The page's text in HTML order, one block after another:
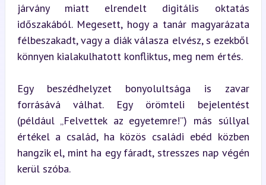
járvány miatt elrendelt digitális oktatás
időszakából. Megesett, hogy a tanár magyarázata
félbeszakadt, vagy a diák válasza elvész, s ezekből
könnyen kialakulhatott konfliktus, meg nem értés.
Egy beszédhelyzet bonyolultsága is zavar
forrásává válhat. Egy örömteli bejelentést
(például „Felvettek az egyetemre!”) más súllyal
értékel a család, ha közös családi ebéd közben
hangzik el, mint ha egy fáradt, stresszes nap végén
kerül szóba.